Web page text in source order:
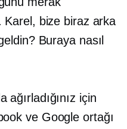
Karel, bize biraz arka
Buraya nasıl
için
ve Google ortağı